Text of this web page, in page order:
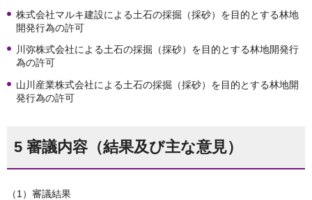
株式会社マルキ建設による土石の採掘（採砂）を目的とする林地
開発行為の許可
川弥株式会社による土石の採掘（採砂）を目的とする林地開発行
為の許可
山川産業株式会社による土石の採掘（採砂）を目的とする林地開
発行為の許可
5 審議内容（結果及び主な意見）
（1）審議結果